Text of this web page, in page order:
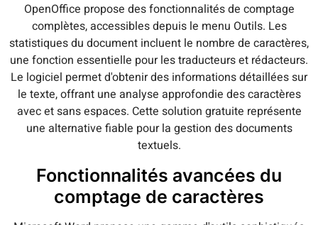
OpenOffice propose des fonctionnalités de comptage
complètes, accessibles depuis le menu Outils. Les
statistiques du document incluent le nombre de caractères,
une fonction essentielle pour les traducteurs et rédacteurs.
Le logiciel permet d'obtenir des informations détaillées sur
le texte, offrant une analyse approfondie des caractères
avec et sans espaces. Cette solution gratuite représente
une alternative fiable pour la gestion des documents
textuels.
Fonctionnalités avancées du
comptage de caractères